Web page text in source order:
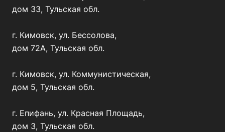
дом 33, Тульская обл.
г. Кимовск, ул. Бессолова,
дом 72А, Тульская обл.
г. Кимовск, ул. Коммунистическая,
дом 5, Тульская обл.
г. Епифань, ул. Красная Площадь,
дом 3, Тульская обл.